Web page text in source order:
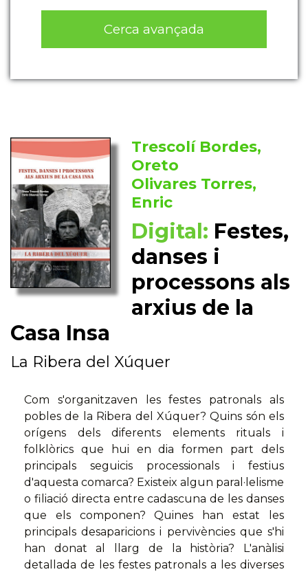
Cerca avançada
Trescolí Bordes,
Oreto
Olivares Torres,
Enric
Digital: Festes,
danses i
processons als
arxius de la
Casa Insa
La Ribera del Xúquer
Com s'organitzaven les festes patronals als
pobles de la Ribera del Xúquer? Quins són els
orígens dels diferents elements rituals i
folklòrics que hui en dia formen part dels
principals seguicis processionals i festius
d'aquesta comarca? Existeix algun paral·lelisme
o filiació directa entre cadascuna de les danses
que els componen? Quines han estat les
principals desaparicions i pervivències que s'hi
han donat al llarg de la història? L'anàlisi
detallada de les festes patronals a les diverses